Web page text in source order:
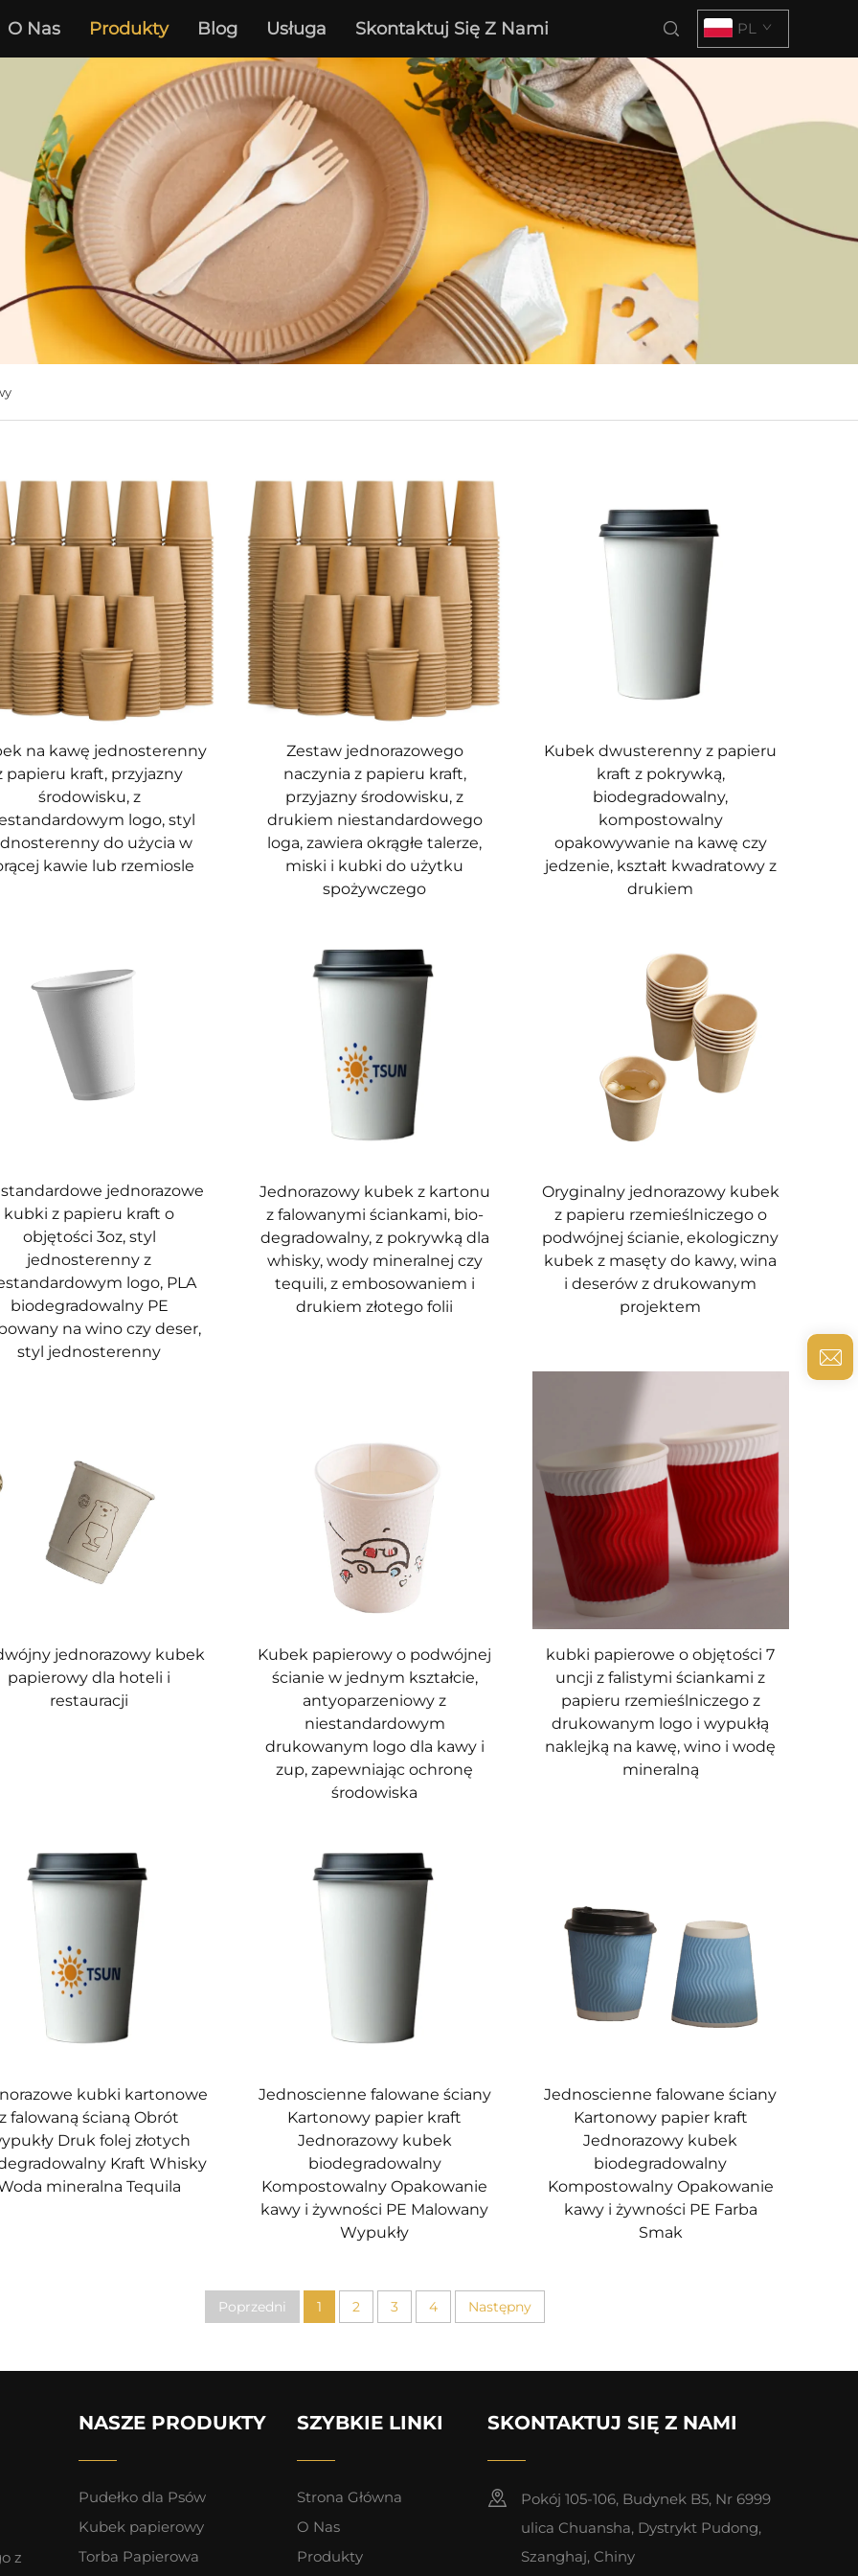
O Nas Produkty Blog Usługa Skontaktuj Się Z Nami PL
na kawę jednosterenny
papieru kraft, przyjazny
środowisku, z
logo, styl
do użycia w
kawie lub rzemiosle
Zestaw jednorazowego
naczynia z papieru kraft,
przyjazny środowisku, z
drukiem niestandardowego
loga, zawiera okrągłe talerze,
miski i kubki do użytku
spożywczego
Kubek dwusterenny z papieru
kraft z pokrywką,
biodegradowalny,
kompostowalny
opakowywanie na kawę czy
jedzenie, kształt kwadratowy z
drukiem
jednorazowe
kubki z papieru kraft o
objętości 3oz, styl
jednosterenny z
logo, PLA
biodegradowalny PE
na wino czy deser,
styl jednosterenny
Jednorazowy kubek z kartonu
z falowanymi ściankami, bio-
degradowalny, z pokrywką dla
whisky, wody mineralnej czy
tequili, z embosowaniem i
drukiem złotego folii
Oryginalny jednorazowy kubek
z papieru rzemieślniczego o
podwójnej ścianie, ekologiczny
kubek z masęty do kawy, wina
i deserów z drukowanym
projektem
jednorazowy kubek
papierowy dla hoteli i
restauracji
Kubek papierowy o podwójnej
ścianie w jednym kształcie,
antyoparzeniowy z
niestandardowym
drukowanym logo dla kawy i
zup, zapewniając ochronę
środowiska
kubki papierowe o objętości 7
uncji z falistymi ściankami z
papieru rzemieślniczego z
drukowanym logo i wypukłą
naklejką na kawę, wino i wodę
mineralną
kubki kartonowe
z falowaną ścianą Obrót
Druk folej złotych
Kraft Whisky
mineralna Tequila
Jednoscienne falowane ściany
Kartonowy papier kraft
Jednorazowy kubek
biodegradowalny
Kompostowalny Opakowanie
kawy i żywności PE Malowany
Wypukły
Jednoscienne falowane ściany
Kartonowy papier kraft
Jednorazowy kubek
biodegradowalny
Kompostowalny Opakowanie
kawy i żywności PE Farba
Smak
Poprzedni 1 2 3 4 Następny
z
NASZE PRODUKTY
Pudełko dla Psów
Kubek papierowy
Torba Papierowa
SZYBKIE LINKI
Strona Główna
O Nas
Produkty
SKONTAKTUJ SIĘ Z NAMI
Pokój 105-106, Budynek B5, Nr 6999
ulica Chuansha, Dystrykt Pudong,
Szanghaj, Chiny